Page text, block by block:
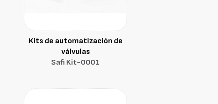
Kits de automatización de
válvulas
Safi Kit-0001